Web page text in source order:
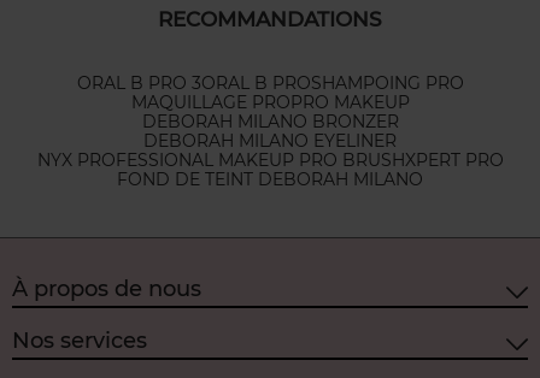
RECOMMANDATIONS
ORAL B PRO 3ORAL B PROSHAMPOING PRO
MAQUILLAGE PROPRO MAKEUP
DEBORAH MILANO BRONZER
DEBORAH MILANO EYELINER
NYX PROFESSIONAL MAKEUP PRO BRUSHXPERT PRO
FOND DE TEINT DEBORAH MILANO
À propos de nous
Nos services